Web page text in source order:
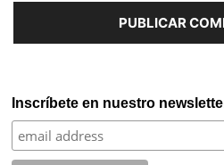
Inscríbete en nuestro